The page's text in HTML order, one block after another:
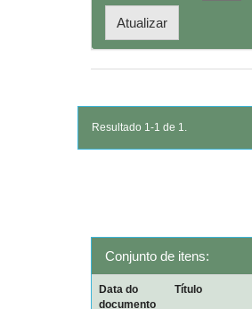
Resultado 1-1 de 1.
Conjunto de itens:
Data do
documento
Título